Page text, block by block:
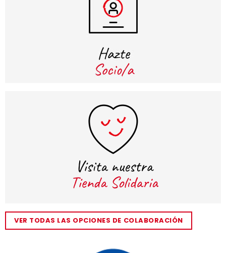
VER TODAS LAS OPCIONES DE COLABORACIÓN